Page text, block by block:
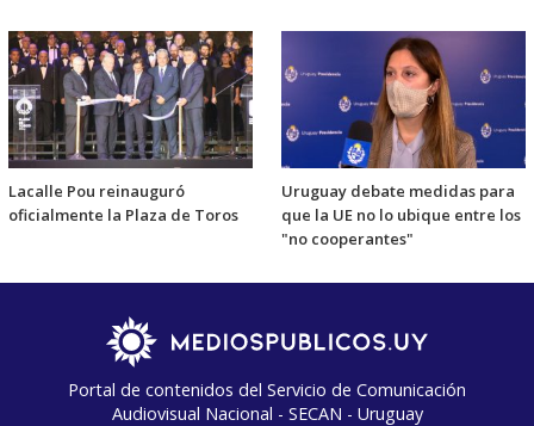
Lacalle Pou reinauguró
oficialmente la Plaza de Toros
Uruguay debate medidas para
que la UE no lo ubique entre los
"no cooperantes"
Portal de contenidos del Servicio de Comunicación
Audiovisual Nacional - SECAN - Uruguay